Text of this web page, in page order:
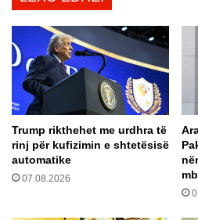
o
v
r
j
-
d
a
l
j
e
Trump rikthehet me urdhra të
rinj për kufizimin e shtetësisë
automatike
07.08.2026